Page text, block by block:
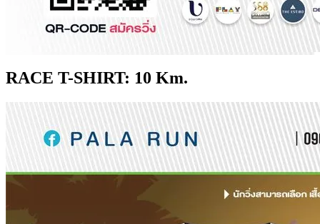
RACE T-SHIRT: 10 Km.